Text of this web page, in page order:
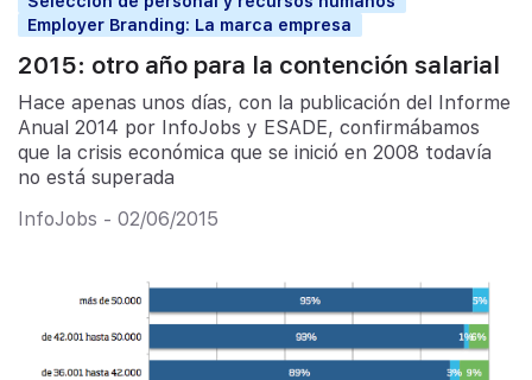
Employer Branding: La marca empresa
2015: otro año para la contención salarial
Hace apenas unos días, con la publicación del Informe
Anual 2014 por InfoJobs y ESADE, confirmábamos
que la crisis económica que se inició en 2008 todavía
no está superada
InfoJobs - 02/06/2015